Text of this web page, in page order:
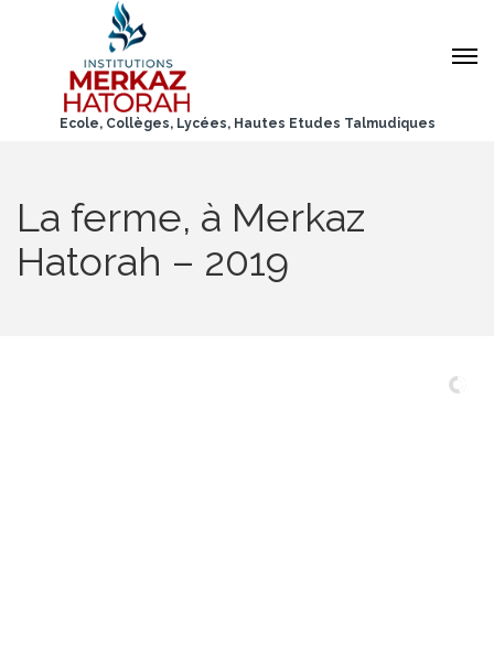
Ecole, Collèges, Lycées, Hautes Etudes Talmudiques
La ferme, à Merkaz
Hatorah – 2019